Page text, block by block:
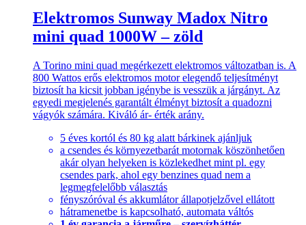
Elektromos Sunway Madox Nitro
mini quad 1000W – zöld
A Torino mini quad megérkezett elektromos változatban is. A
800 Wattos erős elektromos motor elegendő teljesítményt
biztosít ha kicsit jobban igénybe is vesszük a járgányt. Az
egyedi megjelenés garantált élményt biztosít a quadozni
vágyók számára. Kiváló ár- érték arány.
5 éves kortól és 80 kg alatt bárkinek ajánljuk
a csendes és környezetbarát motornak köszönhetően
akár olyan helyeken is közlekedhet mint pl. egy
csendes park, ahol egy benzines quad nem a
legmegfelelőbb választás
fényszóróval és akkumlátor állapotjelzővel ellátott
hátramenetbe is kapcsolható, automata váltós